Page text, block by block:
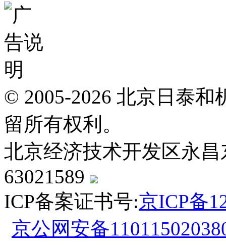
© 2005-2026 北京日泰
留所有权利。
北京经济技术开发区永
63021589
ICP备案证书号:京ICP备
京公网安备